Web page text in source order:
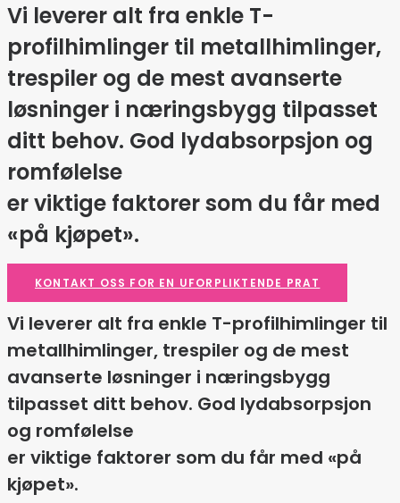
Vi leverer alt fra enkle T-
profilhimlinger til metallhimlinger,
trespiler og de mest avanserte
løsninger i næringsbygg tilpasset
ditt behov. God lydabsorpsjon og
romfølelse
er viktige faktorer som du får med
«på kjøpet».
KONTAKT OSS FOR EN UFORPLIKTENDE PRAT
Vi leverer alt fra enkle T-profilhimlinger til
metallhimlinger, trespiler og de mest
avanserte løsninger i næringsbygg
tilpasset ditt behov. God lydabsorpsjon
og romfølelse
er viktige faktorer som du får med «på
kjøpet».